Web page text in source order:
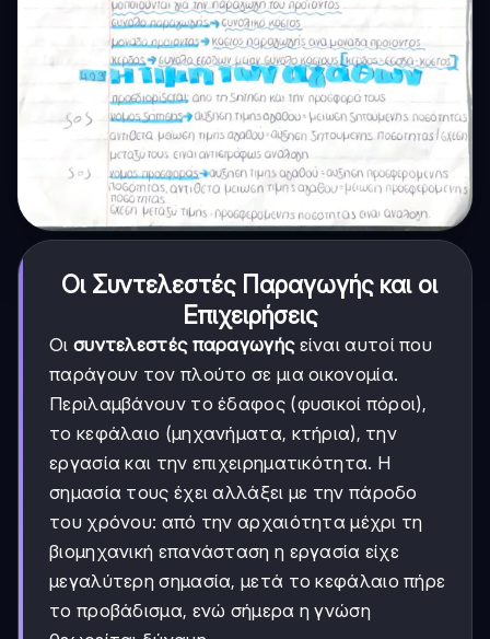
Οι Συντελεστές Παραγωγής και οι
Επιχειρήσεις
Οι συντελεστές παραγωγήςείναι αυτοί που
παράγουν τον πλούτο σε μια οικονομία.
Περιλαμβάνουν το έδαφος (φυσικοί πόροι),
το κεφάλαιο (μηχανήματα, κτήρια), την
εργασία και την επιχειρηματικότητα. Η
σημασία τους έχει αλλάξει με την πάροδο
του χρόνου: από την αρχαιότητα μέχρι τη
βιομηχανική επανάσταση η εργασία είχε
μεγαλύτερη σημασία, μετά το κεφάλαιο πήρε
το προβάδισμα, ενώ σήμερα η γνώση